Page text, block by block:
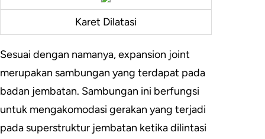
Karet Dilatasi
Sesuai dengan namanya, expansion joint
merupakan sambungan yang terdapat pada
badan jembatan. Sambungan ini berfungsi
untuk mengakomodasi gerakan yang terjadi
pada superstruktur jembatan ketika dilintasi